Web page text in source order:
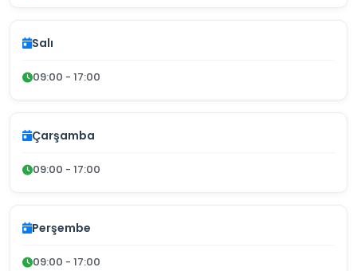
Salı
09:00 - 17:00
Çarşamba
09:00 - 17:00
Perşembe
09:00 - 17:00